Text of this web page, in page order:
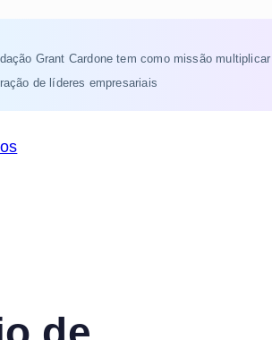
Grant Cardone tem como missão
de líderes empresariais